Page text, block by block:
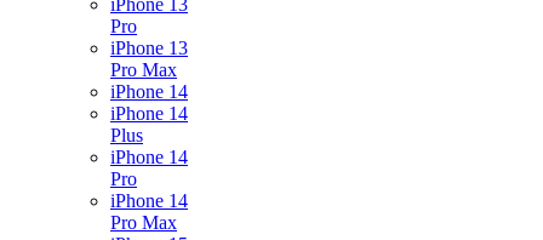
iPhone 13
Pro
iPhone 13
Pro Max
iPhone 14
iPhone 14
Plus
iPhone 14
Pro
iPhone 14
Pro Max